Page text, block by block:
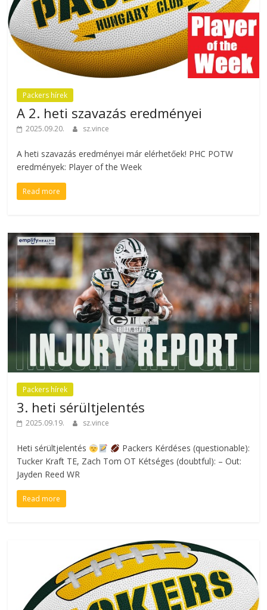
Packers hírek
A 2. heti szavazás eredményei
2025.09.20. sz.vince
A heti szavazás eredményei már elérhetőek! PHC POTW
eredmények: Player of the Week
Read more
Packers hírek
3. heti sérültjelentés
2025.09.19. sz.vince
Heti sérültjelentés
Packers Kérdéses (questionable):
Tucker Kraft TE, Zach Tom OT Kétséges (doubtful): – Out:
Jayden Reed WR
Read more